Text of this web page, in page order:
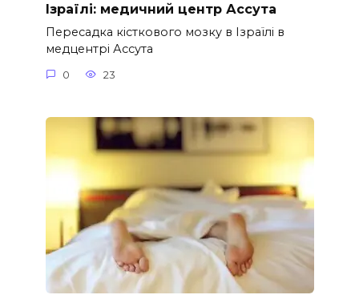
Ізраїлі: медичний центр Ассута
Пересадка кісткового мозку в Ізраїлі в
медцентрі Ассута
0 23